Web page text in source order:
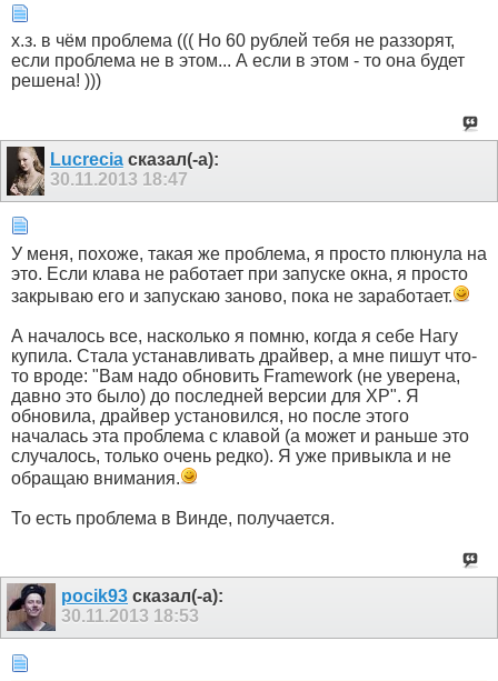
х.з. в чём проблема ((( Но 60 рублей тебя не раззорят,
если проблема не в этом... А если в этом - то она будет
решена! )))
Lucreciaсказал(-а):
30.11.2013 18:47
У меня, похоже, такая же проблема, я просто плюнула на
это. Если клава не работает при запуске окна, я просто
закрываю его и запускаю заново, пока не заработает.
А началось все, насколько я помню, когда я себе Нагу
купила. Стала устанавливать драйвер, а мне пишут что-
то вроде: "Вам надо обновить Framework (не уверена,
давно это было) до последней версии для XP". Я
обновила, драйвер установился, но после этого
началась эта проблема с клавой (а может и раньше это
случалось, только очень редко). Я уже привыкла и не
обращаю внимания.
То есть проблема в Винде, получается.
pocik93 сказал(-а):
30.11.2013 18:53